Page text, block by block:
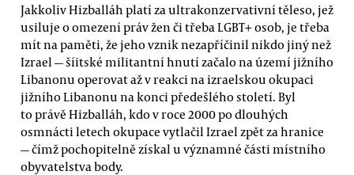
Jakkoliv Hizballáh platí za ultrakonzervativní těleso, jež
usiluje o omezení práv žen či třeba LGBT+ osob, je třeba
mít na paměti, že jeho vznik nezapříčinil nikdo jiný než
Izrael — šíitské militantní hnutí začalo na území jižního
Libanonu operovat až v reakci na izraelskou okupaci
jižního Libanonu na konci předešlého století. Byl
to právě Hizballáh, kdo v roce 2000 po dlouhých
osmnácti letech okupace vytlačil Izrael zpět za hranice
— čímž pochopitelně získal u významné části místního
obyvatelstva body.